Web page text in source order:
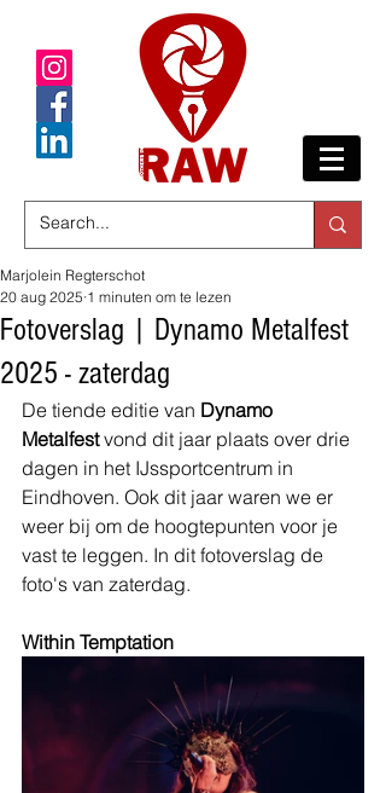
Fotoverslag | Dynamo Metalfest
2025 - zaterdag
Marjolein Regterschot
20 aug 2025 1 minuten om te lezen
De tiende editie van Dynamo
Metalfest vond dit jaar plaats over drie
dagen in het IJssportcentrum in
Eindhoven. Ook dit jaar waren we er
weer bij om de hoogtepunten voor je
vast te leggen. In dit fotoverslag de
foto's van zaterdag.
Within Temptation